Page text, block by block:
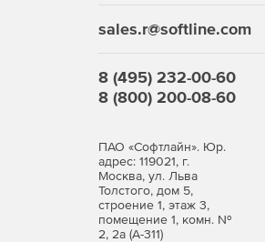
sales.r@softline.com
8 (495) 232-00-60
8 (800) 200-08-60
ПАО «Софтлайн». Юр.
адрес: 119021, г.
Москва, ул. Льва
Толстого, дом 5,
строение 1, этаж 3,
помещение 1, комн. №
2, 2а (А-311)